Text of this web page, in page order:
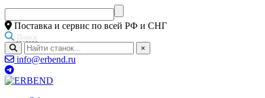
Поставка и сервис по всей РФ и СНГ
Поиск
×
info@erbend.ru